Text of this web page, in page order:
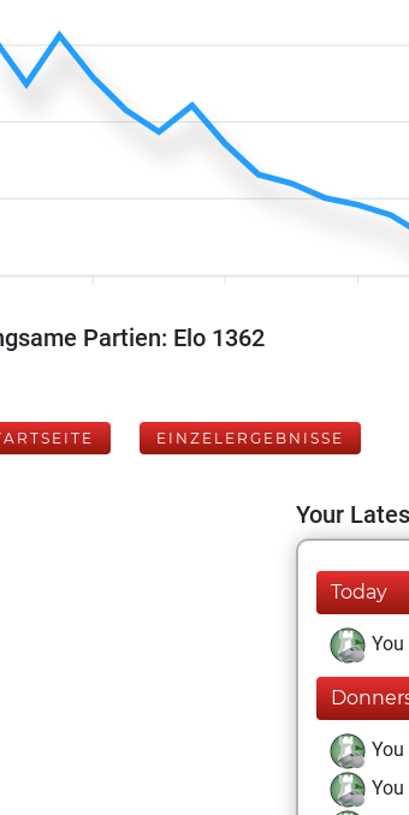
Partien: Elo 1362
EINZELERGEBNISSE
Your
Today